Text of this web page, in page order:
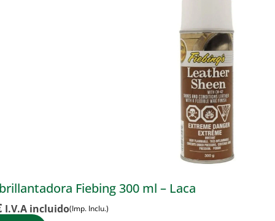
Fiebing 300 ml – Laca
I.V.A incluido(Imp. Inclu.)